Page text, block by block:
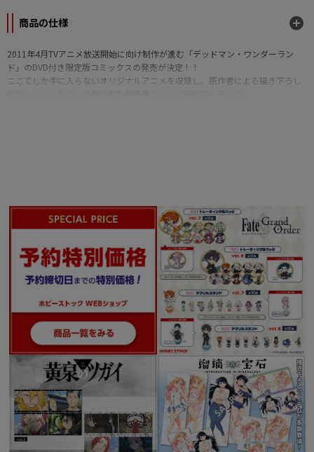
商品の仕様
2011年4月TVアニメ放送開始に向け制作が進む「デッドマン・ワンダーラン
ド」のDVD付き限定版コミックスの発売が決定！！
ここでしか手に入らないオリジナルアニメを収録し、原作者による描き下ろし